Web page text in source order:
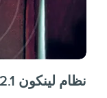
نظام لينكون CO-PILOT360TM 2.1